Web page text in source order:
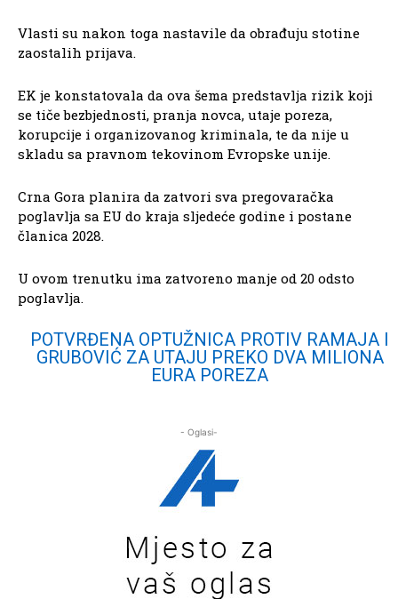
Vlasti su nakon toga nastavile da obrađuju stotine
zaostalih prijava.
EK je konstatovala da ova šema predstavlja rizik koji
se tiče bezbjednosti, pranja novca, utaje poreza,
korupcije i organizovanog kriminala, te da nije u
skladu sa pravnom tekovinom Evropske unije.
Crna Gora planira da zatvori sva pregovaračka
poglavlja sa EU do kraja sljedeće godine i postane
članica 2028.
U ovom trenutku ima zatvoreno manje od 20 odsto
poglavlja.
POTVRĐENA OPTUŽNICA PROTIV RAMAJA I
GRUBOVIĆ ZA UTAJU PREKO DVA MILIONA
EURA POREZA
- Oglasi-